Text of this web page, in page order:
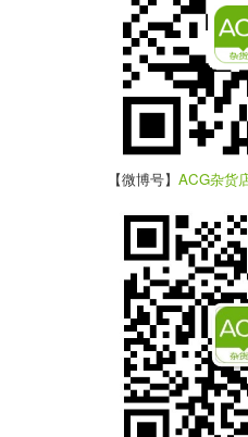
【微博号】 ACG杂货